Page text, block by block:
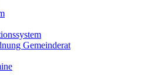
Gemeinderat